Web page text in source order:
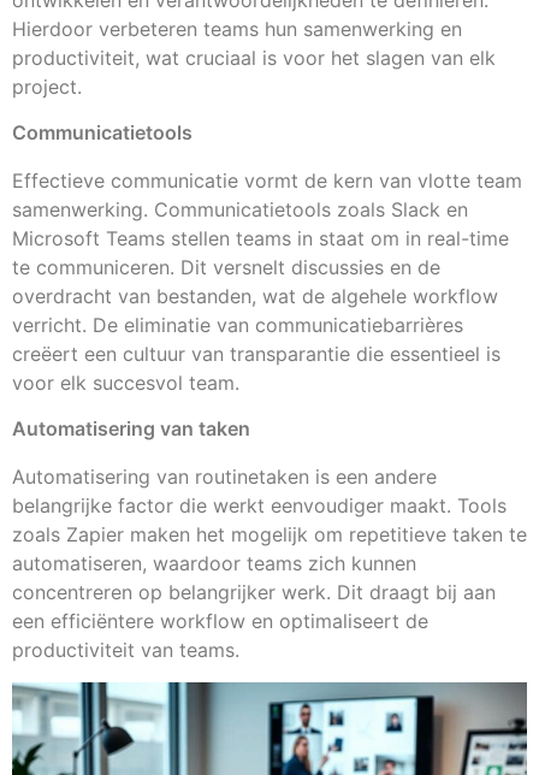
Hierdoor verbeteren teams hun samenwerking en
productiviteit, wat cruciaal is voor het slagen van elk
project.
Communicatietools
Effectieve communicatie vormt de kern van vlotte team
samenwerking. Communicatietools zoals Slack en
Microsoft Teams stellen teams in staat om in real-time
te communiceren. Dit versnelt discussies en de
overdracht van bestanden, wat de algehele workflow
verricht. De eliminatie van communicatiebarrières
creëert een cultuur van transparantie die essentieel is
voor elk succesvol team.
Automatisering van taken
Automatisering van routinetaken is een andere
belangrijke factor die werkt eenvoudiger maakt. Tools
zoals Zapier maken het mogelijk om repetitieve taken te
automatiseren, waardoor teams zich kunnen
concentreren op belangrijker werk. Dit draagt bij aan
een efficiëntere workflow en optimaliseert de
productiviteit van teams.